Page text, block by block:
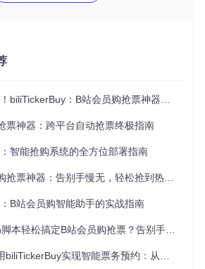
用和动态超时控制，在保证请求效率的
。
整抢票策略
略。在[task/buy.py]模块中实现了基于
时掌握抢购状态
等多平台通知服务，通过[util/Notifie
的实时推送。用户可在设置界面配置通
过任何关键抢购节点。
于抢票的多元应用
：B站会员购抢票神器的完整使用指南
票神器：跨平台自动抢票终极指南
智能抢购系统的全方位部署指南
神器：告别手慢无，轻松抢到热门漫展门票
B站会员购智能助手的实战指南
松搞定B站会员购抢票？告别手速烦恼的全攻略
实现智能票务预约：从入门到精通